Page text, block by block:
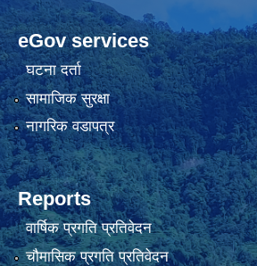
eGov services
घटना दर्ता
सामाजिक सुरक्षा
नागरिक वडापत्र
Reports
वार्षिक प्रगति प्रतिवेदन
चौमासिक प्रगति प्रतिवेदन